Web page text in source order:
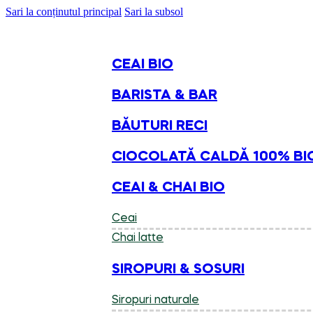
Sari la conținutul principal Sari la subsol
CEAI BIO
BARISTA & BAR
BĂUTURI RECI
CIOCOLATĂ CALDĂ 100%
CEAI & CHAI BIO
Ceai
Chai latte
SIROPURI & SOSURI
Siropuri naturale